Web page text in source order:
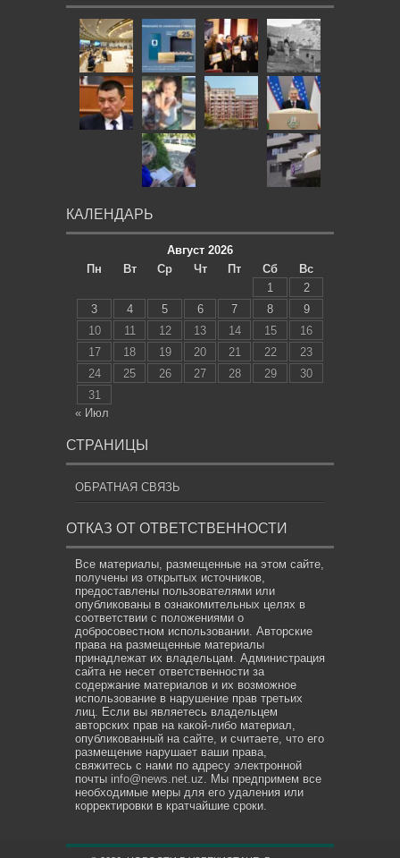
КАЛЕНДАРЬ
Август 2026
Пн
Вт Ср Чт Пт Сб
Вс
1
2
3
4 5 6 7 8
9
10
11 12 13 14 15
16
17
18 19 20 21 22
23
24
25 26 27 28 29
30
31
« Июл
СТРАНИЦЫ
ОБРАТНАЯ СВЯЗЬ
ОТКАЗ ОТ ОТВЕТСТВЕННОСТИ
Все материалы, размещенные на этом сайте,
получены из открытых источников,
предоставлены пользователями или
опубликованы в ознакомительных целях в
соответствии с положениями о
добросовестном использовании. Авторские
права на размещенные материалы
принадлежат их владельцам. Администрация
сайта не несет ответственности за
содержание материалов и их возможное
использование в нарушение прав третьих
лиц. Если вы являетесь владельцем
авторских прав на какой-либо материал,
опубликованный на сайте, и считаете, что его
размещение нарушает ваши права,
свяжитесь с нами по адресу электронной
почты info@news.net.uz . Мы предпримем все
необходимые меры для его удаления или
корректировки в кратчайшие сроки.